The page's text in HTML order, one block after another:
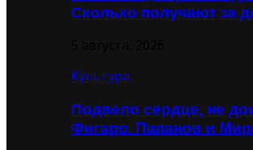
Сколько получают за
Культура
Подвело сердце, не
Фигаро. Папанов и